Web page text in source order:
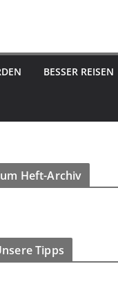
BESSER REISEN
Heft-Archiv
Tipps